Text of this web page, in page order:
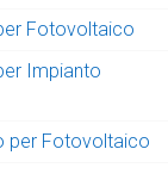
Fotovoltaico
Impianto
per Fotovoltaico